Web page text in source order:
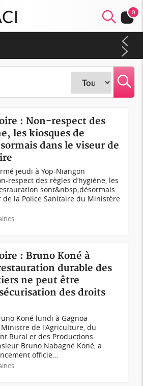
0
: Non-respect des
les kiosques de
dans le viseur de
jeudi à Yop-Niangon
respect des règles d’hygiène, les
sont&nbsp;désormais
de la Police Sanitaire du Ministère
: Bruno Koné à
durable des
ne peut être
des droits
Koné lundi à Gagnoa
Ministre de l'Agriculture, du
Rural et des Productions
Bruno Nabagné Koné, a
officie...